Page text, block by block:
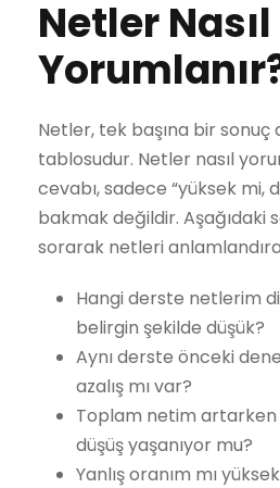
Netler Nasıl
Netler, tek başına bir sonuç
tablosudur. Netler nasıl
cevabı, sadece “yüksek mi,
bakmak değildir. Aşağıdaki
sorarak netleri
Hangi derste netlerim
belirgin şekilde düşük?
Aynı derste önceki
azalış mı var?
Toplam netim artarken
düşüş yaşanıyor mu?
Yanlış oranım mı